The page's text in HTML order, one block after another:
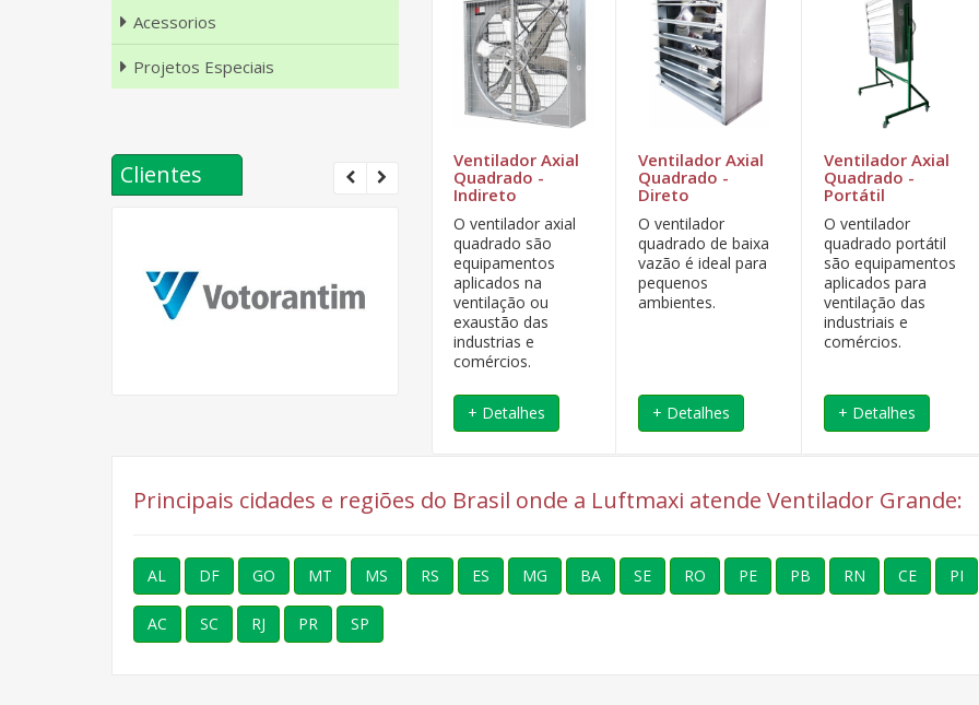
Ventilador Axial
Quadrado -
Indireto
O ventilador axial
quadrado são
equipamentos
aplicados na
ventilação ou
exaustão das
industrias e
comércios.
+ Detalhes
Ventilador Axial
Quadrado -
Direto
O ventilador
quadrado de baixa
vazão é ideal para
pequenos
ambientes.
+ Detalhes
Ventilador Axial
Quadrado -
Portátil
O ventilador
quadrado portátil
são equipamentos
aplicados para
ventilação das
industriais e
comércios.
+ Detalhes
Acessorios
Projetos Especiais
Clientes
Principais cidades e regiões do Brasil onde a Luftmaxi atende Ventilador Grande:
AL DF GO MT MS RS ES MG BA SE RO PE PB RN CE PI
AC SC RJ PR SP